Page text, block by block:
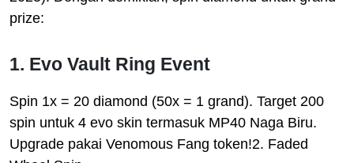
prize:
1. Evo Vault Ring Event
Spin 1x = 20 diamond (50x = 1 grand). Target 200
spin untuk 4 evo skin termasuk MP40 Naga Biru.
Upgrade pakai Venomous Fang token!2. Faded